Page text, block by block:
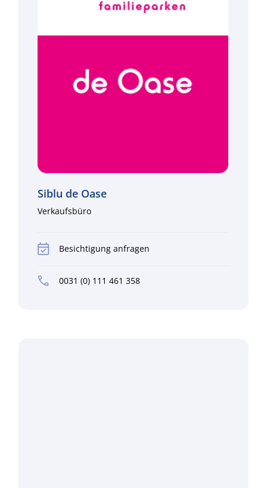
Siblu de Oase
Verkaufsbüro
Besichtigung anfragen
0031 (0) 111 461 358